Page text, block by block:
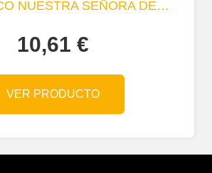
NUESTRA SEÑORA DE…
10,61 €
VER PRODUCTO